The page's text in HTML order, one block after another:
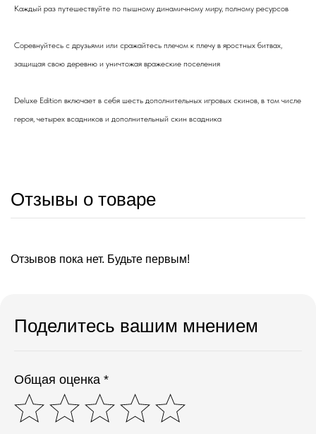
Каждый раз путешествуйте по пышному динамичному миру, полному ресурсов
Соревнуйтесь с друзьями или сражайтесь плечом к плечу в яростных битвах,
защищая свою деревню и уничтожая вражеские поселения
Deluxe Edition включает в себя шесть дополнительных игровых скинов, в том числе
героя, четырех всадников и дополнительный скин всадника
Отзывы о товаре
Отзывов пока нет. Будьте первым!
Поделитесь вашим мнением
Общая оценка *